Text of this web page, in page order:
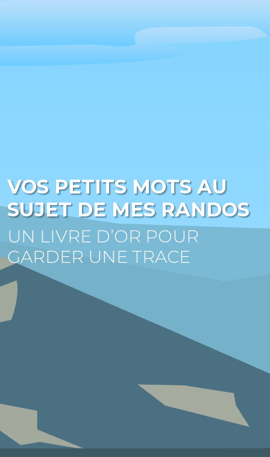
VOS PETITS MOTS AU
SUJET DE MES RANDOS
UN LIVRE D’OR POUR
GARDER UNE TRACE